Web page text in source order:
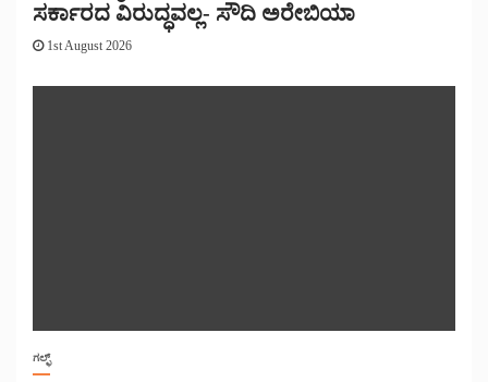
ಸರ್ಕಾರದ ವಿರುದ್ಧವಲ್ಲ- ಸೌದಿ ಅರೇಬಿಯಾ
1st August 2026
ಗಲ್ಫ್